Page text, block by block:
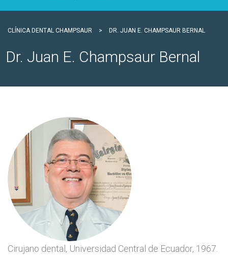
CLÍNICA DENTAL CHAMPSAUR > DR. JUAN E. CHAMPSAUR BERNAL
Dr. Juan E. Champsaur Bernal
Cirujano dental, Universidad Central de Ecuador, 1967.